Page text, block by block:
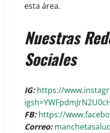
esta área.
Nuestras
Sociales
IG:https://
FB:https://
Correo: